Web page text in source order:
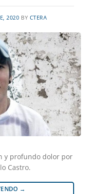
2020 BY CTERA
y profundo dolor por
Castro.
→